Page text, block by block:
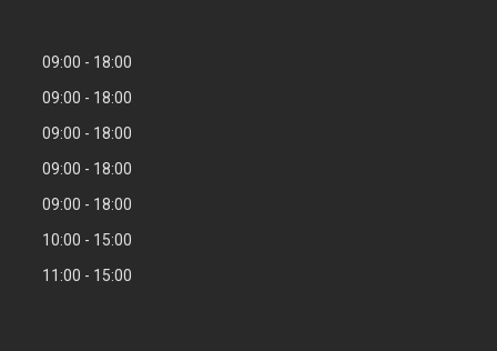
09:00
18:00
09:00
18:00
09:00
18:00
09:00
18:00
09:00
18:00
10:00
15:00
11:00 15:00